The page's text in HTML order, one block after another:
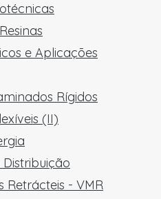
e Aplicações
Rígidos
(II)
Retrácteis - VMR